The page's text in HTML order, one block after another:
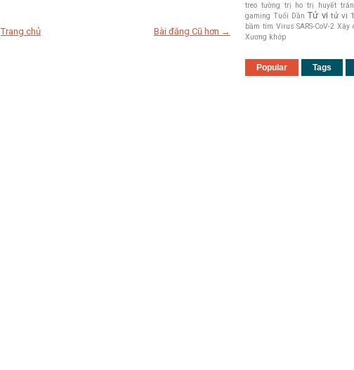
Bài đăng Cũ hơn →
Trang chủ
treo tường trị ho trị huyết
gaming Tuổi Dần Tử vi tử vi
bầm tím Virus SARS-CoV-2 Xây
Xương khớp
Popular Tags